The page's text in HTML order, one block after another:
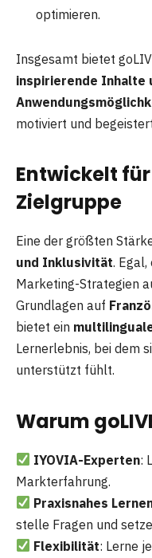
optimieren.
Insgesamt bietet
inspirierende Inhalte
motiviert und
Entwickelt
Zielgruppe
Eine der größten
und Inklusivität. Egal,
Marketing-Strategien
Grundlagen auf
bietet ein
Lernerlebnis, bei dem
unterstützt fühlt.
Warum
IYOVIA-Experten:
Markterfahrung.
Praxisnahes
stelle Fragen und
Flexibilität: Lerne